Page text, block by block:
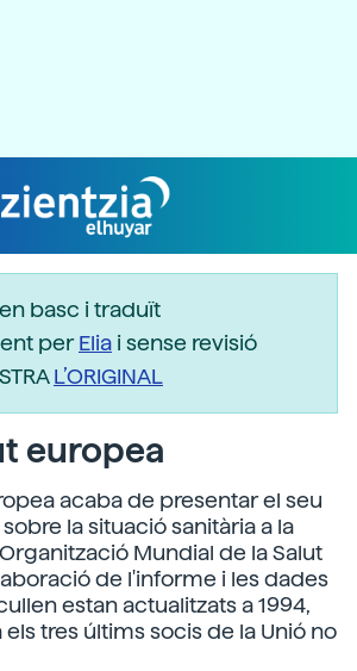
basc i traduït
perElia i sense revisió
L’ORIGINAL
europea
acaba de presentar el seu
la situació sanitària a la
Mundial de la Salut
de l'informe i les dades
estan actualitzats a 1994,
tres últims socis de la Unió no